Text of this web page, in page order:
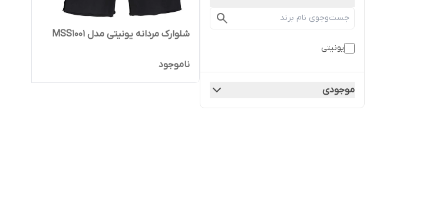
یونیتی
موجودی
شلوارک مردانه یونیتی مدل MSS1001
ناموجود